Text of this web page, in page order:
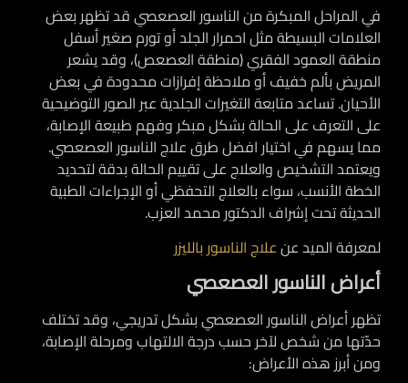
في المراحل المبكرة من الناسور العصعصي قد تظهر بعض
العلامات البسيطة مثل احمرار الجلد أو تورم صغير أسفل
منطقة العمود الفقري (منطقة العصعص)، وقد يشعر
المريض بألم خفيف أو ملاحظة إفرازات محدودة في بعض
الأحيان. تساعد متابعة التغيرات الجلدية عبر الصور التوضيحية
على التعرف على الحالة بشكل مبكر وفهم طبيعة الإصابة،
مما يسهم في اختيار افضل طرق علاج الناسور العصعصي.
ويعتمد التشخيص والعلاج على تقييم الحالة بدقة لتحديد
الخطة الأنسب، سواء بالعلاج التحفظي أو الإجراءات الطبية
الحديثة تحت إشراف الدكتور محمد العزب.
لمعرفة الميد عنعلاج الناسور بالليزر
أعراض الناسور العصعصي
تظهر أعراض الناسور العصعصي بشكل تدريجي، وقد تختلف
حدّتها من شخص لآخر حسب درجة الالتهاب ومرحلة الإصابة،
ومن أبرز هذه الأعراض: